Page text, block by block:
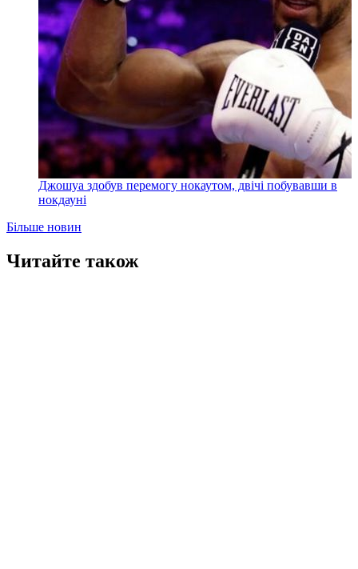
Джошуа здобув перемогу нокаутом, двічі побувавши в
нокдауні
Більше новин
Читайте також